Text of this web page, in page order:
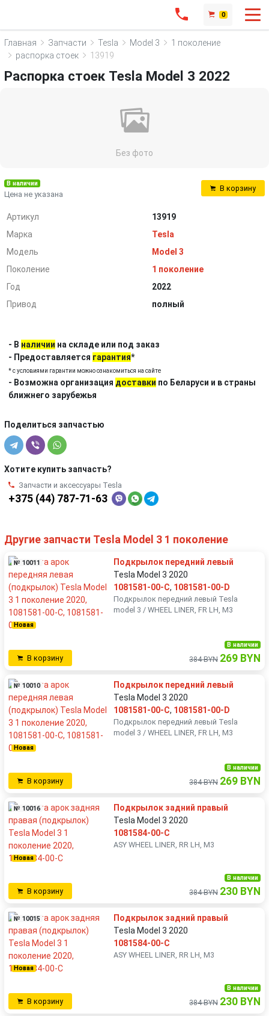
0
Главная Запчасти Tesla Model 3
1 поколение
распорка стоек
13919
Распорка стоек Tesla Model 3 2022
Без фото
В наличии
Цена не указана
В корзину
Артикул
13919
Марка
Tesla
Модель
Model 3
Поколение
1 поколение
Год
2022
Привод
полный
- В наличии на складе или под заказ
- Предоставляется гарантия*
* с условиями гарантии можно ознакомиться на сайте
- Возможна организация доставки по Беларуси и в страны
ближнего зарубежья
Поделиться запчастью
Хотите купить запчасть?
Запчасти и аксессуары Tesla
+375 (44) 787-71-63
Другие запчасти Tesla Model 3 1 поколение
Новая
№ 10011
Подкрылок передний левый
Tesla Model 3 2020
1081581-00-C, 1081581-00-D
Подкрылок передний левый Tesla
model 3 / WHEEL LINER, FR LH, M3
В корзину
В наличии
384 BYN 269 BYN
Новая
№ 10010
Подкрылок передний левый
Tesla Model 3 2020
1081581-00-C, 1081581-00-D
Подкрылок передний левый Tesla
model 3 / WHEEL LINER, FR LH, M3
В корзину
В наличии
384 BYN 269 BYN
Новая
№ 10016
Подкрылок задний правый
Tesla Model 3 2020
1081584-00-C
ASY WHEEL LINER, RR LH, M3
В корзину
В наличии
384 BYN 230 BYN
Новая
№ 10015
Подкрылок задний правый
Tesla Model 3 2020
1081584-00-C
ASY WHEEL LINER, RR LH, M3
В корзину
В наличии
384 BYN 230 BYN